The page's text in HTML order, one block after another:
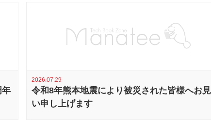
年
2026.07.29
令和8年熊本地震により被災された皆様へお
い申し上げます